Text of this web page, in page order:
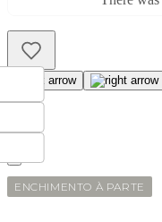
ENCHIMENTO À PARTE